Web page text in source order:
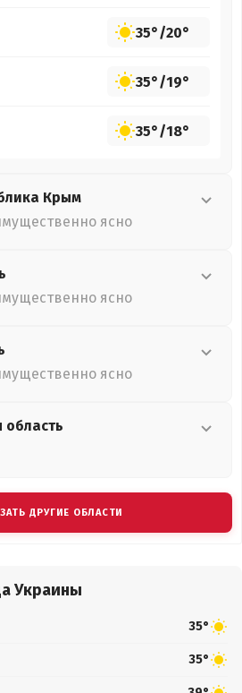
35°/20°
35°/19°
35°/18°
Крым
ясно
ясно
ясно
область
ДРУГИЕ ОБЛАСТИ
Украины
35°
35°